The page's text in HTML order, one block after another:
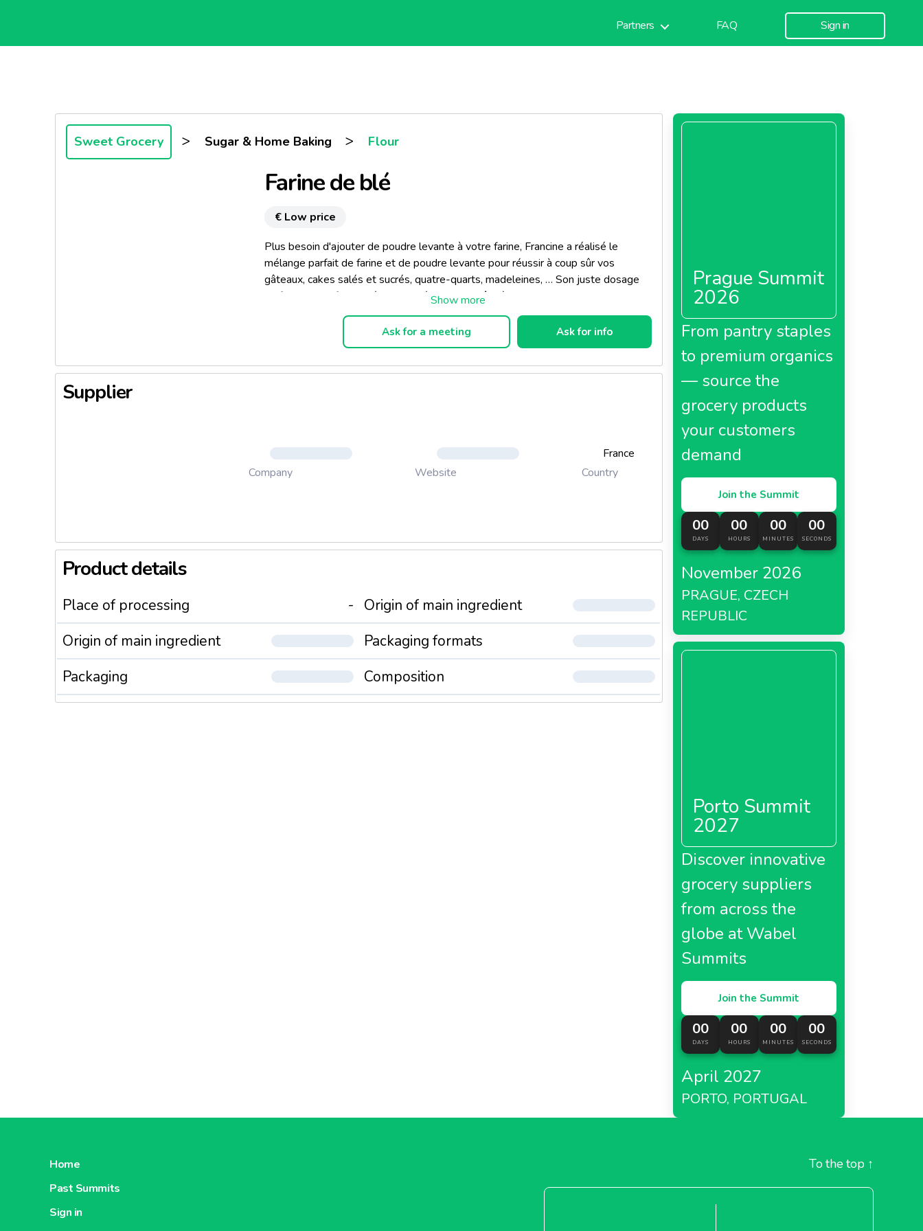
Partners FAQ Sign in
Sweet Grocery > Sugar & Home Baking > Flour
Farine de blé
€ Low price
Plus besoin d'ajouter de poudre levante à votre farine, Francine a réalisé le
mélange parfait de farine et de poudre levante pour réussir à coup sûr vos
gâteaux, cakes salés et sucrés, quatre-quarts, madeleines, … Son juste dosage
en fait aussi la farine idéale pour réaliser une pâte à beignets.
Ask for a meeting Ask for info
Supplier
Company Website
France
Country
Product details
Place of processing -
Origin of main ingredient
Origin of main ingredient
Packaging formats
Packaging
Composition
Prague Summit
2026
From pantry staples
to premium organics
— source the
grocery products
your customers
demand
Join the Summit
00
DAYS
00
HOURS
00
MINUTES
00
SECONDS
November 2026
PRAGUE, CZECH
REPUBLIC
Porto Summit
2027
Discover innovative
grocery suppliers
from across the
globe at Wabel
Summits
Join the Summit
00
DAYS
00
HOURS
00
MINUTES
00
SECONDS
April 2027
PORTO, PORTUGAL
Home
Past Summits
Sign in
To the top ↑